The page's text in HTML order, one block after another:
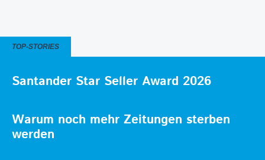
TOP-STORIES
Santander Star Seller Award 2026
Warum noch mehr Zeitungen sterben
werden